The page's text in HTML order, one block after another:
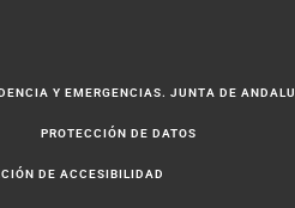
Y EMERGENCIAS. JUNTA DE
PROTECCIÓN DE DATOS
DE ACCESIBILIDAD